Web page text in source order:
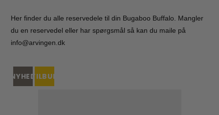
Her finder du alle reservedele til din Bugaboo Buffalo. Mangler
du en reservedel eller har spørgsmål så kan du maile på
info@arvingen.dk
NYHEDTILBUDUDSOLGT